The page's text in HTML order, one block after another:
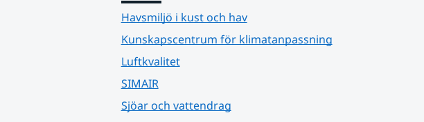
Havsmiljö i kust och hav
Kunskapscentrum för klimatanpassning
Luftkvalitet
SIMAIR
Sjöar och vattendrag